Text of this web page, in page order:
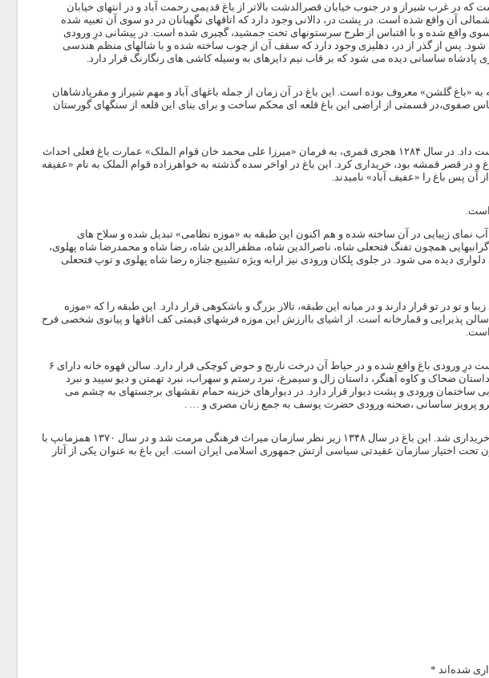
که در غرب شیراز و در جنوب خیابان قصرالدشت بالاتر از باغ قدیمی رحمت آباد و در انتهای خیابان
آن واقع شده است. در پشت در، دالانی وجود دارد که اتاقهای نگهبانان در دو سوی آن تعبیه شده
به دو در دو سوی واقع شده و با اقتباس از طرح سرستونهای تخت جمشید، گچبری شده است. در پیشانی درِ ورودی
شود. پس از گذر از در، دهلیزی وجود دارد که سقف آن از چوب ساخته شده و با شالهای منظم هندسی
ساسانی دیده می شود که بر قاب نیم دایرهای به وسیله کاشی های رنگارنگ قرار دارد.
و در زمان صفویه به «باغ گلشن» معروف بوده است. این باغ در آن زمان از جمله باغهای آباد و مهم شیراز و مقرپادشاهان
صفوی،در قسمتی از اراضی این باغ قلعه ای محکم ساخت و برای بنای این قلعه از سنگهای گورستان
پس از صفویه این قلعه ویران شد و باغ رونق و آبادانی خود را از دست داد. در سال ۱۲۸۴ هجری قمری، به فرمان «میرزا علی محمد خان قوام الملک» عمارت باغ فعلی احداث
درختان باغ قنات لیمک را که در ۱۵ کیلومتری باغ و در قصر قمشه بود، خریداری کرد. این باغ در اواخر سده گذشته به خواهرزاده قوام الملک به نام «عفیفه
آن پس باغ را «عفیف آباد» نامیدند.
است.
نمای زیبایی در آن ساخته شده و هم اکنون این طبقه به «موزه نظامی» تبدیل شده و سلاح های
همچون تفنگ فتحعلی شاه، ناصرالدین شاه، مظفرالدین شاه، رضا شاه و محمدرضا شاه پهلوی،
دیده می شود. در جلوی پلکان ورودی نیز ارابه ویژه تشییع جنازه رضا شاه پهلوی و توپ فتحعلی
در تو قرار دارند و در میانه این طبقه، تالار بزرگ و باشکوهی قرار دارد. این طبقه را که «موزه
پذیرایی و قمارخانه است. از اشیای باارزش این موزه فرشهای قیمتی کف اتاقها و پیانوی شخصی فرح
از دیگر بخشهای این باغ قهوه خانه سنتی باغ است که در سمت راست درِ ورودی باغ واقع شده و در حیاط آن درخت نارنج و حوض کوچکی قرار دارد. سالن قهوه خانه دارای ۶
ضحاک و کاوه آهنگر، داستان زال و سیمرغ، نبرد رستم و سهراب، نبرد تهمتن و دیو سپید و نبرد
ساختمان ورودی و پشت دیوار قرار دارد. در دیوارهای خزینه حمام نقشهای برجستهای به چشم می
خسرو پرویز ساسانی ،صحنه ورودی حضرت یوسف به جمع زنان مصری و … .
باغ عفیف آباد در سال ۱۳۴۱ خورشیدی توسط ارتش از فرح پهلوی خریداری شد. این باغ در سال ۱۳۴۸ زیر نظر سازمان میراث فرهنگی مرمت شد و در سال ۱۳۷۰ همزمانپ با
شماره ۲» بازگشایی شد و اکنون تحت اختیار سازمان عقیدتی سیاسی ارتش جمهوری اسلامی ایران است. این باغ به عنوان یکی از آثار
شده‌اند *